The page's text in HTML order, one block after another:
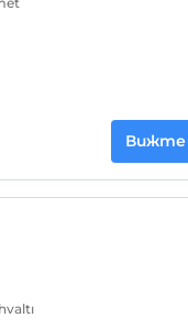
Вижте